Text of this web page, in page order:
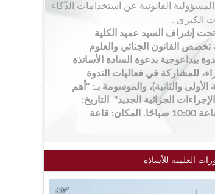
القانونية عن استخدامات الذّكاء
تحت إشراف السيد عميد الكلية
تخصص القانون الجنائي والعلوم
بيداعوجية بدعوة السادة الأساتذة
للمشاركة في فعاليات الندوة
والثانية)، والموسومة بـ: "أهم
المتضمن قانون الإجراءات الجزائية الجديد" التاريخ:
يوم الأحد 10 ماي 2026 التوقيت: ابتداءً من الساعة 10:00 صباحًا. المكان: قاعة
العلمية للأساذة